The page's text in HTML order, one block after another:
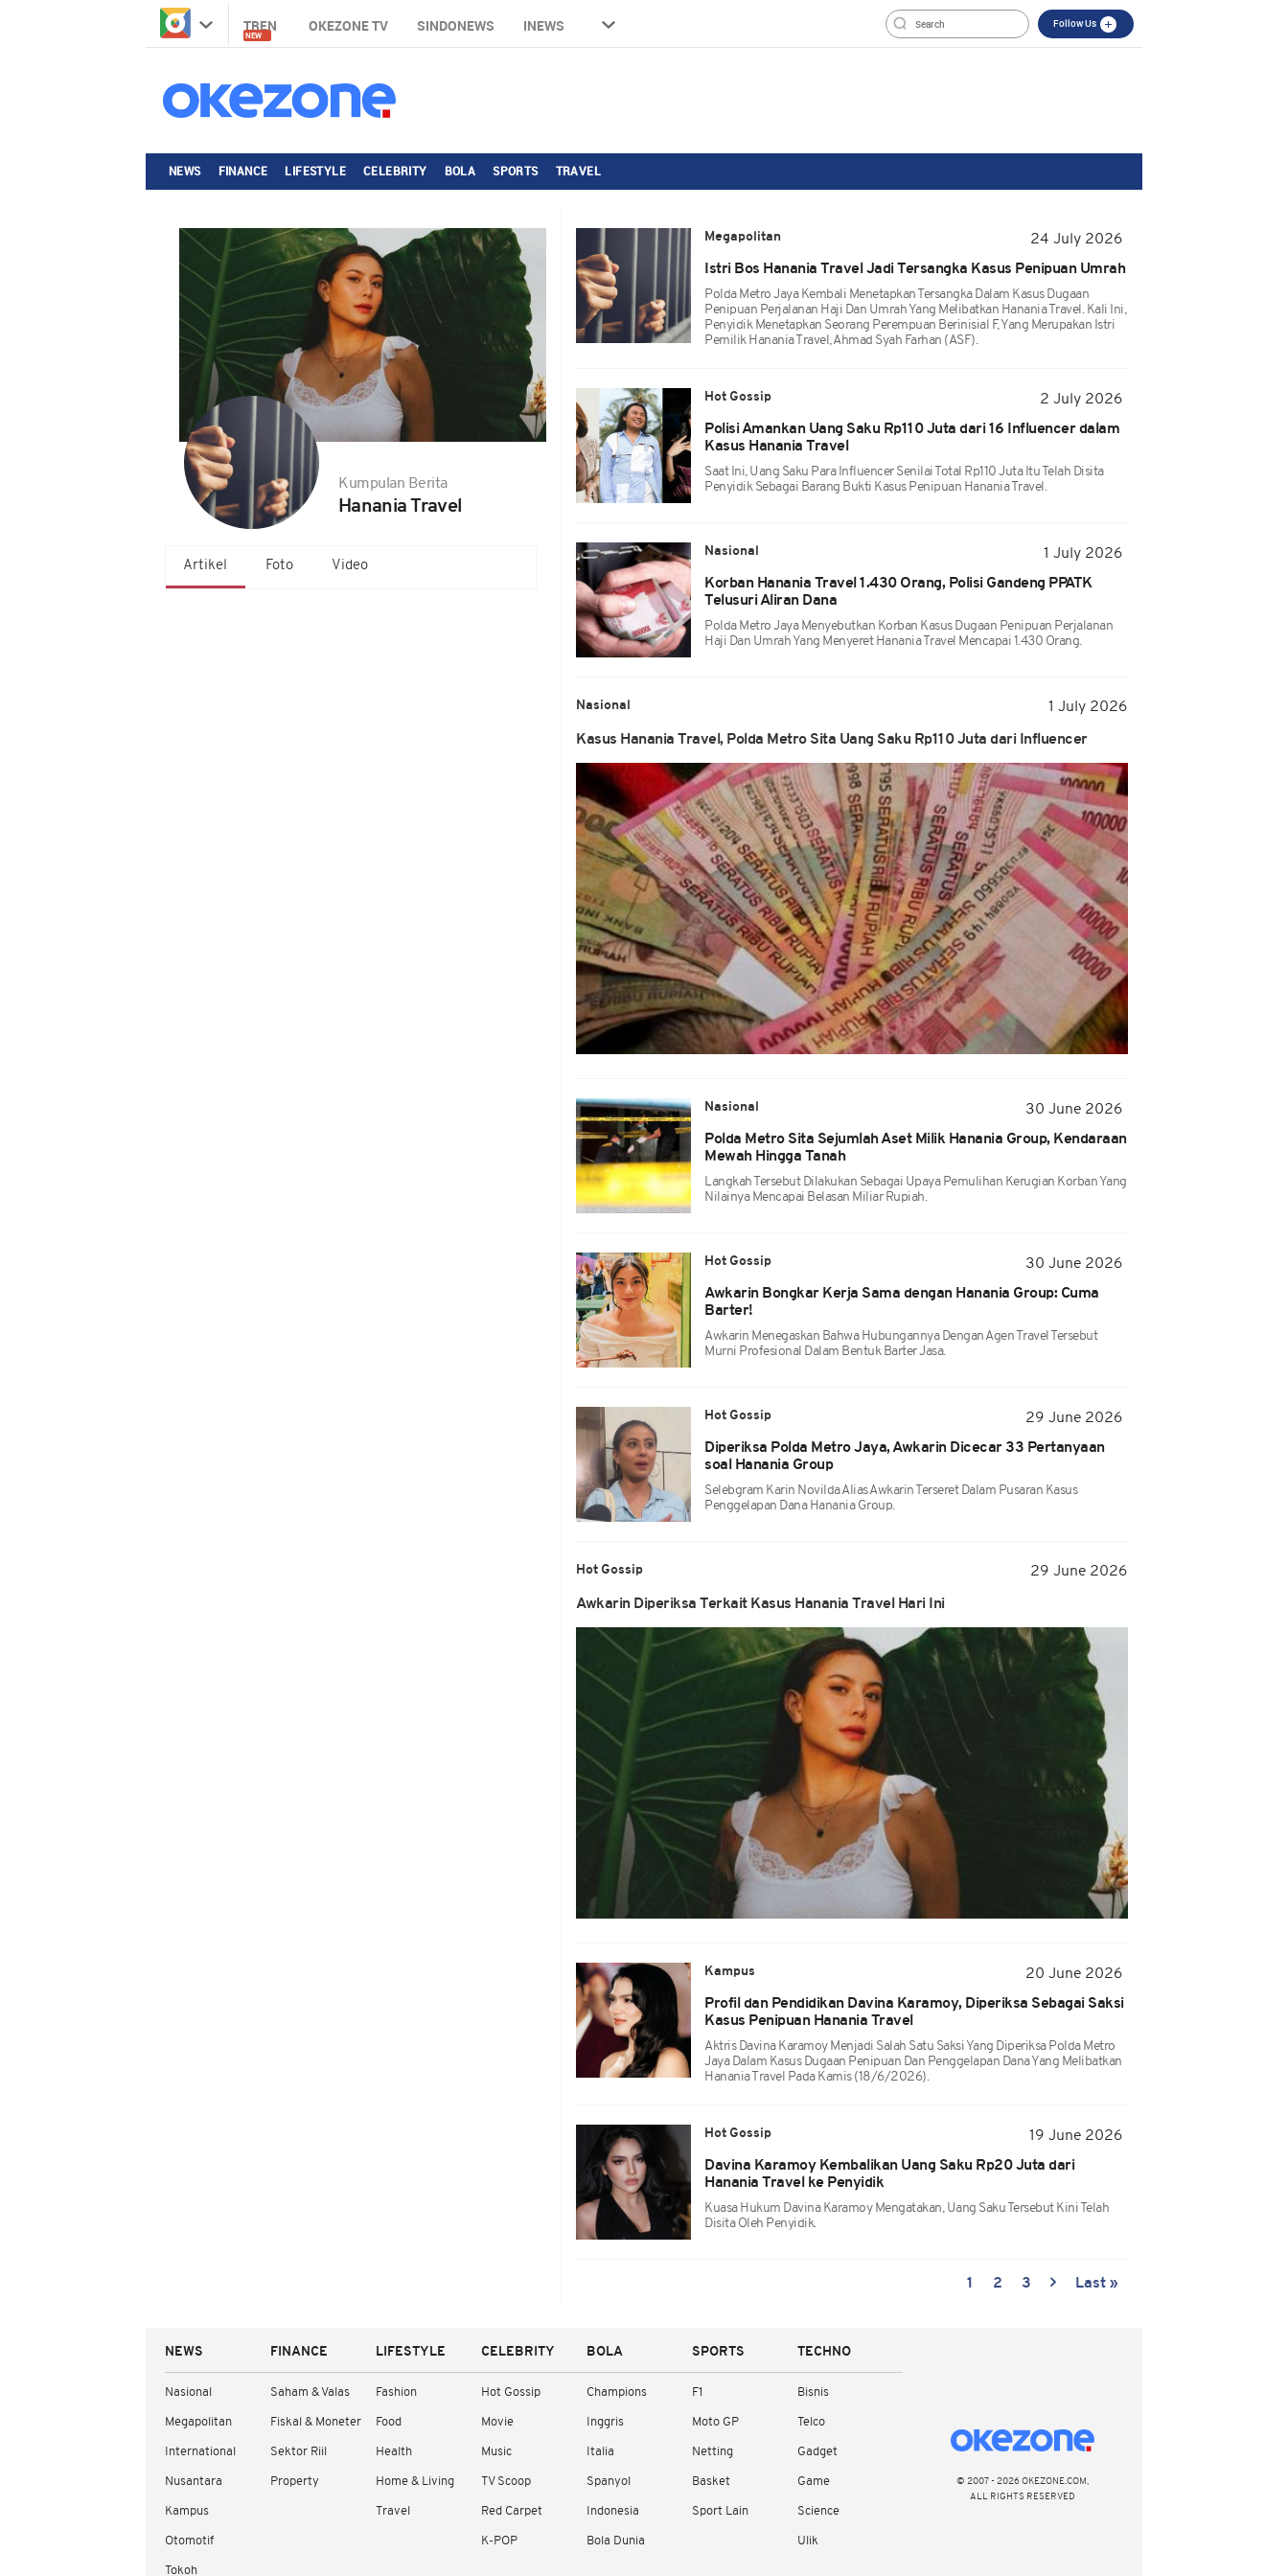
TREN
NEW
OKEZONE TV SINDONEWS INEWS Follow Us
NEWS FINANCE LIFESTYLE CELEBRITY BOLA SPORTS TRAVEL
Kumpulan Berita
Hanania Travel
Artikel Foto Video
Megapolitan
24 July 2026
Istri Bos Hanania Travel Jadi Tersangka Kasus Penipuan Umrah
Polda Metro Jaya Kembali Menetapkan Tersangka Dalam Kasus Dugaan
Penipuan Perjalanan Haji Dan Umrah Yang Melibatkan Hanania Travel. Kali Ini,
Penyidik Menetapkan Seorang Perempuan Berinisial F, Yang Merupakan Istri
Pemilik Hanania Travel, Ahmad Syah Farhan (ASF).
Hot Gossip
2 July 2026
Polisi Amankan Uang Saku Rp110 Juta dari 16 Influencer dalam
Kasus Hanania Travel
Saat Ini, Uang Saku Para Influencer Senilai Total Rp110 Juta Itu Telah Disita
Penyidik Sebagai Barang Bukti Kasus Penipuan Hanania Travel.
Nasional
1 July 2026
Korban Hanania Travel 1.430 Orang, Polisi Gandeng PPATK
Telusuri Aliran Dana
Polda Metro Jaya Menyebutkan Korban Kasus Dugaan Penipuan Perjalanan
Haji Dan Umrah Yang Menyeret Hanania Travel Mencapai 1.430 Orang.
Nasional 1 July 2026
Kasus Hanania Travel, Polda Metro Sita Uang Saku Rp110 Juta dari Influencer
Nasional
30 June 2026
Polda Metro Sita Sejumlah Aset Milik Hanania Group, Kendaraan
Mewah Hingga Tanah
Langkah Tersebut Dilakukan Sebagai Upaya Pemulihan Kerugian Korban Yang
Nilainya Mencapai Belasan Miliar Rupiah.
Hot Gossip
30 June 2026
Awkarin Bongkar Kerja Sama dengan Hanania Group: Cuma
Barter!
Awkarin Menegaskan Bahwa Hubungannya Dengan Agen Travel Tersebut
Murni Profesional Dalam Bentuk Barter Jasa.
Hot Gossip
29 June 2026
Diperiksa Polda Metro Jaya, Awkarin Dicecar 33 Pertanyaan
soal Hanania Group
Selebgram Karin Novilda Alias Awkarin Terseret Dalam Pusaran Kasus
Penggelapan Dana Hanania Group.
Hot Gossip 29 June 2026
Awkarin Diperiksa Terkait Kasus Hanania Travel Hari Ini
Kampus
20 June 2026
Profil dan Pendidikan Davina Karamoy, Diperiksa Sebagai Saksi
Kasus Penipuan Hanania Travel
Aktris Davina Karamoy Menjadi Salah Satu Saksi Yang Diperiksa Polda Metro
Jaya Dalam Kasus Dugaan Penipuan Dan Penggelapan Dana Yang Melibatkan
Hanania Travel Pada Kamis (18/6/2026).
Hot Gossip
19 June 2026
Davina Karamoy Kembalikan Uang Saku Rp20 Juta dari
Hanania Travel ke Penyidik
Kuasa Hukum Davina Karamoy Mengatakan, Uang Saku Tersebut Kini Telah
Disita Oleh Penyidik.
1 2 3 Last »
NEWS
Nasional
Megapolitan
International
Nusantara
Kampus
Otomotif
Tokoh
FINANCE
Saham & Valas
Fiskal & Moneter
Sektor Riil
Property
LIFESTYLE
Fashion
Food
Health
Home & Living
Travel
CELEBRITY
Hot Gossip
Movie
Music
TV Scoop
Red Carpet
K-POP
BOLA
Champions
Inggris
Italia
Spanyol
Indonesia
Bola Dunia
SPORTS
F1
Moto GP
Netting
Basket
Sport Lain
TECHNO
Bisnis
Telco
Gadget
Game
Science
Ulik
© 2007 - 2026 OKEZONE.COM,
ALL RIGHTS RESERVED